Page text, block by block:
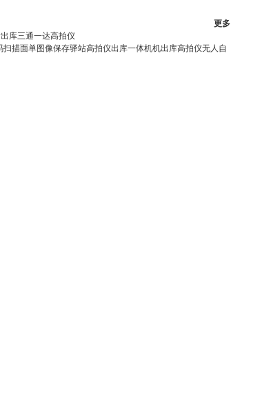
更多
库三通一达高拍仪
描面单图像保存驿站高拍仪出库一体机机出库高拍仪无人自